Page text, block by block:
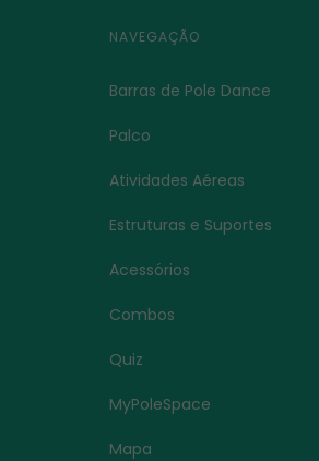
NAVEGAÇÃO
Barras de Pole Dance
Palco
Atividades Aéreas
Estruturas e Suportes
Acessórios
Combos
Quiz
MyPoleSpace
Mapa